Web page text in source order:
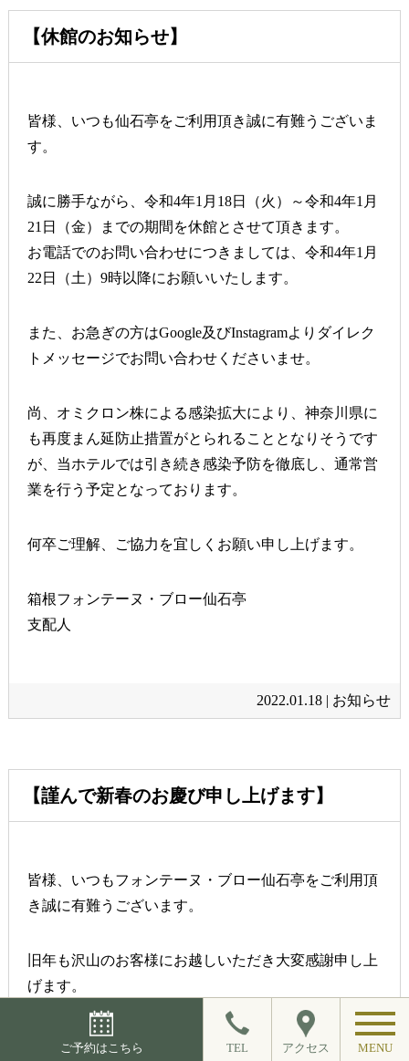
ご予約はこちら TEL アクセス MENU
【休館のお知らせ】
皆様、いつも仙石亭をご利用頂き誠に有難うございま
す。
誠に勝手ながら、令和4年1月18日（火）～令和4年1月
21日（金）までの期間を休館とさせて頂きます。
お電話でのお問い合わせにつきましては、令和4年1月
22日（土）9時以降にお願いいたします。
また、お急ぎの方はGoogle及びInstagramよりダイレク
トメッセージでお問い合わせくださいませ。
尚、オミクロン株による感染拡大により、神奈川県に
も再度まん延防止措置がとられることとなりそうです
が、当ホテルでは引き続き感染予防を徹底し、通常営
業を行う予定となっております。
何卒ご理解、ご協力を宜しくお願い申し上げます。
箱根フォンテーヌ・ブロー仙石亭
支配人
2022.01.18 | お知らせ
【謹んで新春のお慶び申し上げます】
皆様、いつもフォンテーヌ・ブロー仙石亭をご利用頂
き誠に有難うございます。
旧年も沢山のお客様にお越しいただき大変感謝申し上
げます。
本年も変わらずのご愛顧を頂けますと幸いでございま